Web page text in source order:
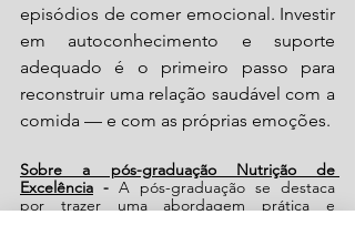
episódios de comer emocional. Investir
em autoconhecimento e suporte
adequado é o primeiro passo para
reconstruir uma relação saudável com a
comida — e com as próprias emoções.
Sobre a pós-graduação Nutrição de
Excelência - A pós-graduação se destaca
por trazer uma abordagem prática e